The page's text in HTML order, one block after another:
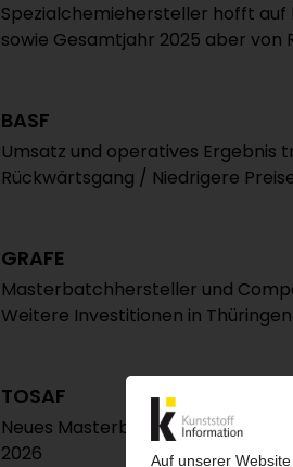
Spezialchemiehersteller hofft
sowie Gesamtjahr 2025 aber von
BASF
Umsatz und operatives
Rückwärtsgang / Niedrigere
GRAFE
Masterbatchhersteller und
Weitere Investitionen in
TOSAF
Neues Masterbatchwerk in
2026